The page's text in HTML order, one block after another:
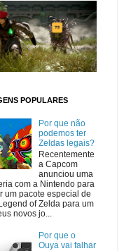
POPULARES
Por que não
podemos ter
Zeldas legais?
Recentemente
a Capcom
anunciou uma
com a Nintendo para
um pacote especial de
of Zelda para um
novos jo...
Por que o
Ouya vai falhar